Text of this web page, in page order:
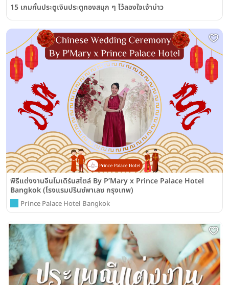
15 เกมกั้นประตูเงินประตูทองสนุก ๆ ไว้ลองใจเจ้าบ่าว
พิธีแต่งงานจีนโมเดิร์นสไตล์ By P’Mary x Prince Palace Hotel
Bangkok (โรงแรมปรินซ์พาเลซ กรุงเทพ)
Prince Palace Hotel Bangkok